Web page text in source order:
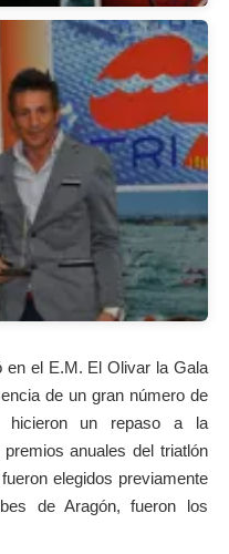
en el E.M. El Olivar la Gala
de un gran número de
hicieron un repaso a la
anuales del triatlón
elegidos previamente
de Aragón, fueron los